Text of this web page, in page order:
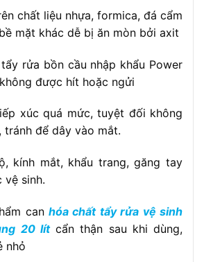
chất liệu nhựa, formica, đá cẩm
mặt khác dễ bị ăn mòn bởi axit
rửa bồn cầu nhập khẩu Power
được hít hoặc ngửi
xúc quá mức, tuyệt đối không
để dây vào mắt.
kính mắt, khẩu trang, găng tay
vệ sinh.
can hóa chất tẩy rửa vệ sinh
20 lítcẩn thận sau khi dùng,
nhỏ